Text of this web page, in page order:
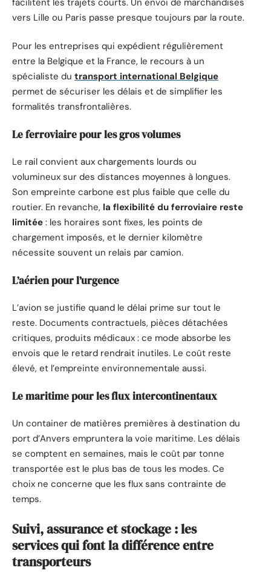
vers Lille ou Paris passe presque toujours par la route.
Pour les entreprises qui expédient régulièrement
entre la Belgique et la France, le recours à un
spécialiste du transport international Belgique
permet de sécuriser les délais et de simplifier les
formalités transfrontalières.
Le ferroviaire pour les gros volumes
Le rail convient aux chargements lourds ou
volumineux sur des distances moyennes à longues.
Son empreinte carbone est plus faible que celle du
routier. En revanche, la flexibilité du ferroviaire reste
limitée : les horaires sont fixes, les points de
chargement imposés, et le dernier kilomètre
nécessite souvent un relais par camion.
L’aérien pour l’urgence
L’avion se justifie quand le délai prime sur tout le
reste. Documents contractuels, pièces détachées
critiques, produits médicaux : ce mode absorbe les
envois que le retard rendrait inutiles. Le coût reste
élevé, et l’empreinte environnementale aussi.
Le maritime pour les flux intercontinentaux
Un container de matières premières à destination du
port d’Anvers empruntera la voie maritime. Les délais
se comptent en semaines, mais le coût par tonne
transportée est le plus bas de tous les modes. Ce
choix ne concerne que les flux sans contrainte de
temps.
Suivi, assurance et stockage : les
services qui font la différence entre
transporteurs